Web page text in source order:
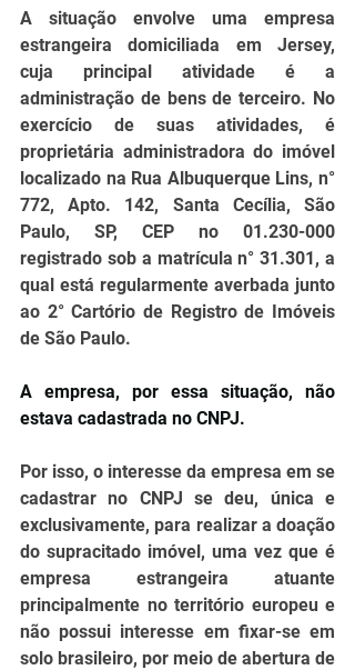
A situação envolve uma empresa
estrangeira domiciliada em Jersey,
cuja principal atividade é a
administração de bens de terceiro. No
exercício de suas atividades, é
proprietária administradora do imóvel
localizado na Rua Albuquerque Lins, n°
772, Apto. 142, Santa Cecília, São
Paulo, SP, CEP no 01.230-000
registrado sob a matrícula n° 31.301, a
qual está regularmente averbada junto
ao 2° Cartório de Registro de Imóveis
de São Paulo.
A empresa, por essa situação, não
estava cadastrada no CNPJ.
Por isso, o interesse da empresa em se
cadastrar no CNPJ se deu, única e
exclusivamente, para realizar a doação
do supracitado imóvel, uma vez que é
empresa estrangeira atuante
principalmente no território europeu e
não possui interesse em fixar-se em
solo brasileiro, por meio de abertura de